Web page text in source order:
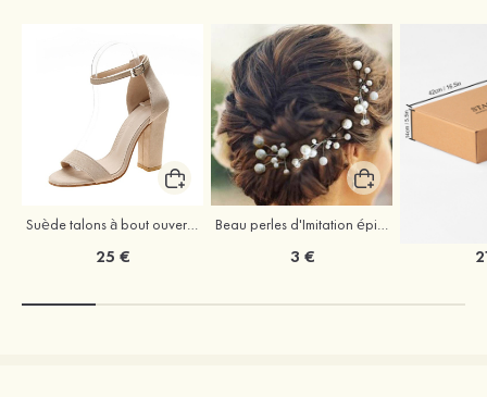
Suède talons à bout ouvert sandales talon bottier chaussures pour les soirées
25 €
Beau perles d'Imitation épingles à cheveux coiffe
3 €